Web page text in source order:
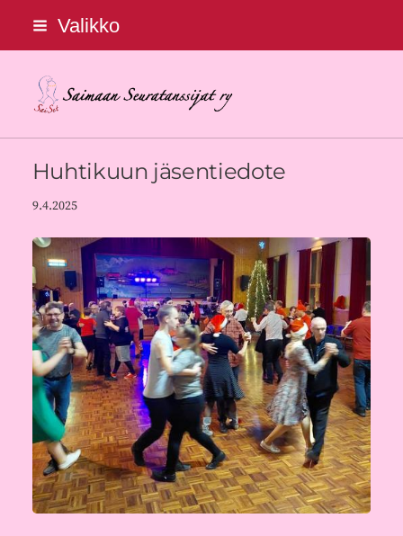
Siirry
sivun
sisältöön
Valikko
Saimaan Seuratanssijat ry
Huhtikuun jäsentiedote
9.4.2025